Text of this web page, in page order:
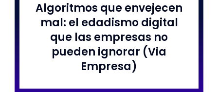
Algoritmos que envejecen
mal: el edadismo digital
que las empresas no
pueden ignorar (Via
Empresa)